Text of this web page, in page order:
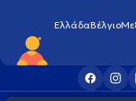
ΕλλάδαΒέλγιο